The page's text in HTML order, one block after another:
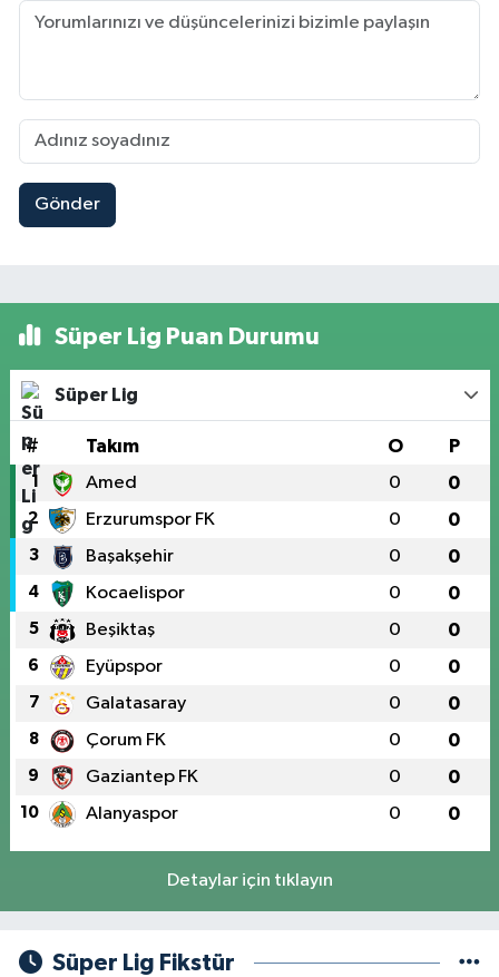
Gönder
Süper Lig Puan Durumu
Süper Lig
# Takım O P
1 Amed 0 0
2 Erzurumspor FK 0 0
3 Başakşehir 0 0
4 Kocaelispor 0 0
5 Beşiktaş 0 0
6 Eyüpspor 0 0
7 Galatasaray 0 0
8 Çorum FK 0 0
9 Gaziantep FK 0 0
10 Alanyaspor 0 0
Detaylar için tıklayın
Süper Lig Fikstür